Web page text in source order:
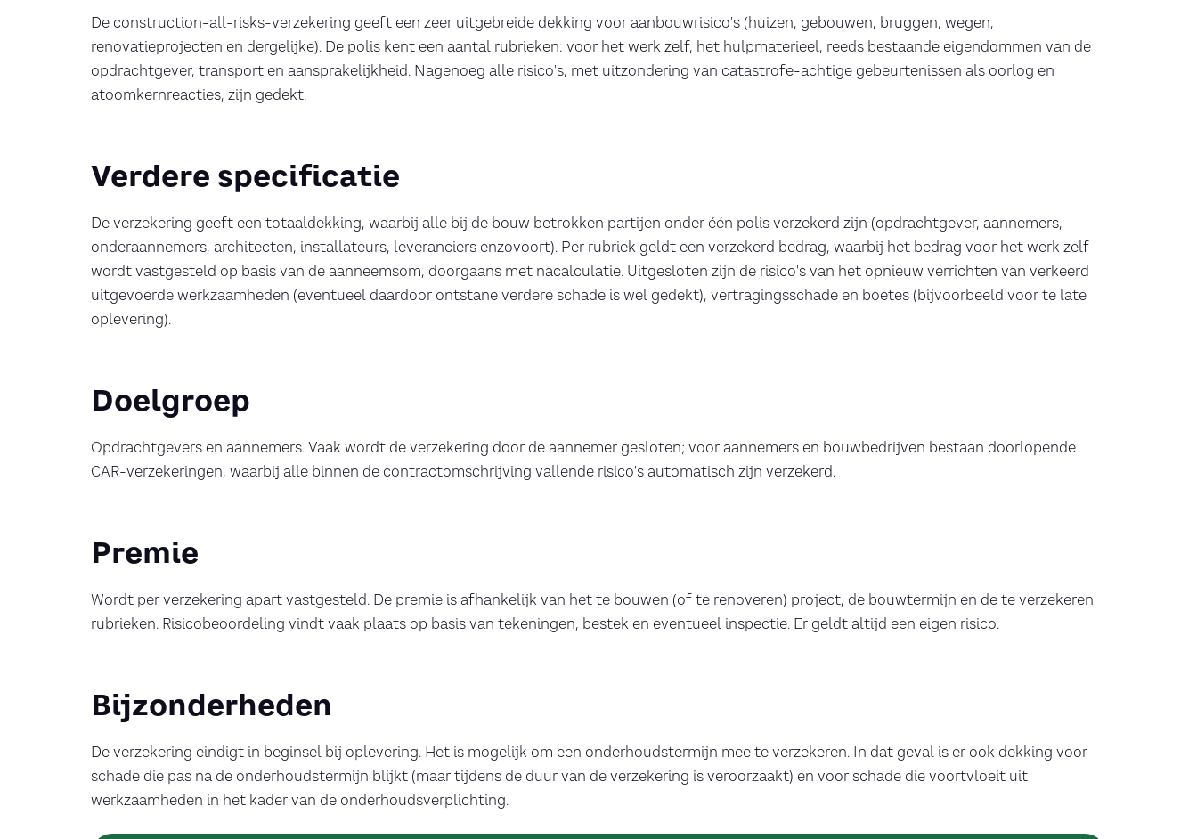
De construction-all-risks-verzekering geeft een zeer uitgebreide dekking voor aanbouwrisico's (huizen, gebouwen, bruggen, wegen,
renovatieprojecten en dergelijke). De polis kent een aantal rubrieken: voor het werk zelf, het hulpmaterieel, reeds bestaande eigendommen van de
opdrachtgever, transport en aansprakelijkheid. Nagenoeg alle risico's, met uitzondering van catastrofe-achtige gebeurtenissen als oorlog en
atoomkernreacties, zijn gedekt.
Verdere specificatie
De verzekering geeft een totaaldekking, waarbij alle bij de bouw betrokken partijen onder één polis verzekerd zijn (opdrachtgever, aannemers,
onderaannemers, architecten, installateurs, leveranciers enzovoort). Per rubriek geldt een verzekerd bedrag, waarbij het bedrag voor het werk zelf
wordt vastgesteld op basis van de aanneemsom, doorgaans met nacalculatie. Uitgesloten zijn de risico's van het opnieuw verrichten van verkeerd
uitgevoerde werkzaamheden (eventueel daardoor ontstane verdere schade is wel gedekt), vertragingsschade en boetes (bijvoorbeeld voor te late
oplevering).
Doelgroep
Opdrachtgevers en aannemers. Vaak wordt de verzekering door de aannemer gesloten; voor aannemers en bouwbedrijven bestaan doorlopende
CAR-verzekeringen, waarbij alle binnen de contractomschrijving vallende risico's automatisch zijn verzekerd.
Premie
Wordt per verzekering apart vastgesteld. De premie is afhankelijk van het te bouwen (of te renoveren) project, de bouwtermijn en de te verzekeren
rubrieken. Risicobeoordeling vindt vaak plaats op basis van tekeningen, bestek en eventueel inspectie. Er geldt altijd een eigen risico.
Bijzonderheden
De verzekering eindigt in beginsel bij oplevering. Het is mogelijk om een onderhoudstermijn mee te verzekeren. In dat geval is er ook dekking voor
schade die pas na de onderhoudstermijn blijkt (maar tijdens de duur van de verzekering is veroorzaakt) en voor schade die voortvloeit uit
werkzaamheden in het kader van de onderhoudsverplichting.